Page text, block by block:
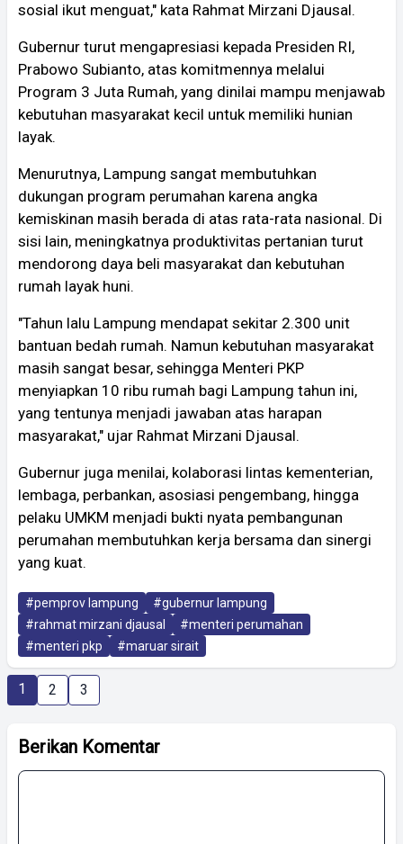
sosial ikut menguat," kata Rahmat Mirzani Djausal.
Gubernur turut mengapresiasi kepada Presiden RI,
Prabowo Subianto, atas komitmennya melalui
Program 3 Juta Rumah, yang dinilai mampu menjawab
kebutuhan masyarakat kecil untuk memiliki hunian
layak.
Menurutnya, Lampung sangat membutuhkan
dukungan program perumahan karena angka
kemiskinan masih berada di atas rata-rata nasional. Di
sisi lain, meningkatnya produktivitas pertanian turut
mendorong daya beli masyarakat dan kebutuhan
rumah layak huni.
"Tahun lalu Lampung mendapat sekitar 2.300 unit
bantuan bedah rumah. Namun kebutuhan masyarakat
masih sangat besar, sehingga Menteri PKP
menyiapkan 10 ribu rumah bagi Lampung tahun ini,
yang tentunya menjadi jawaban atas harapan
masyarakat," ujar Rahmat Mirzani Djausal.
Gubernur juga menilai, kolaborasi lintas kementerian,
lembaga, perbankan, asosiasi pengembang, hingga
pelaku UMKM menjadi bukti nyata pembangunan
perumahan membutuhkan kerja bersama dan sinergi
yang kuat.
#pemprov lampung
#gubernur lampung
#rahmat mirzani djausal
#menteri perumahan
#menteri pkp
#maruar sirait
1 2 3
Berikan Komentar